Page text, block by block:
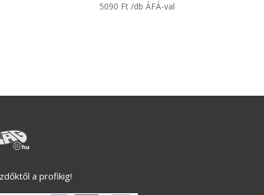
5090 Ft /db ÁFÁ-val
a profikig!